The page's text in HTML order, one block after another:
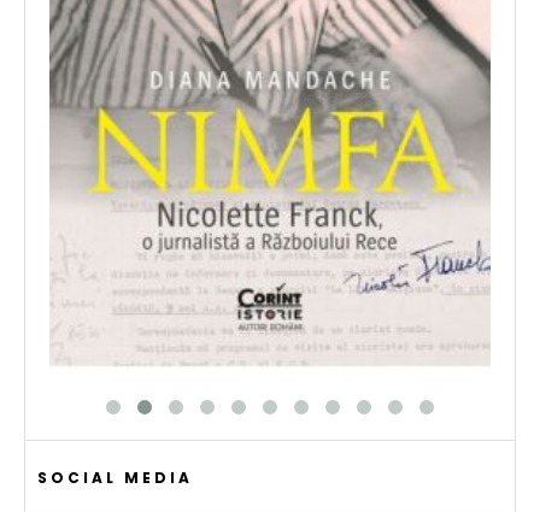
SOCIAL MEDIA